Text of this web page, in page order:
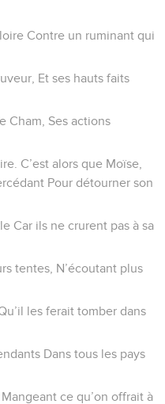
Contre un ruminant qui
Et ses hauts faits
Cham, Ses actions
C’est alors que Moïse,
Pour détourner son
Car ils ne crurent pas à sa
tentes, N’écoutant plus
les ferait tomber dans
Dans tous les pays
ce qu’on offrait à